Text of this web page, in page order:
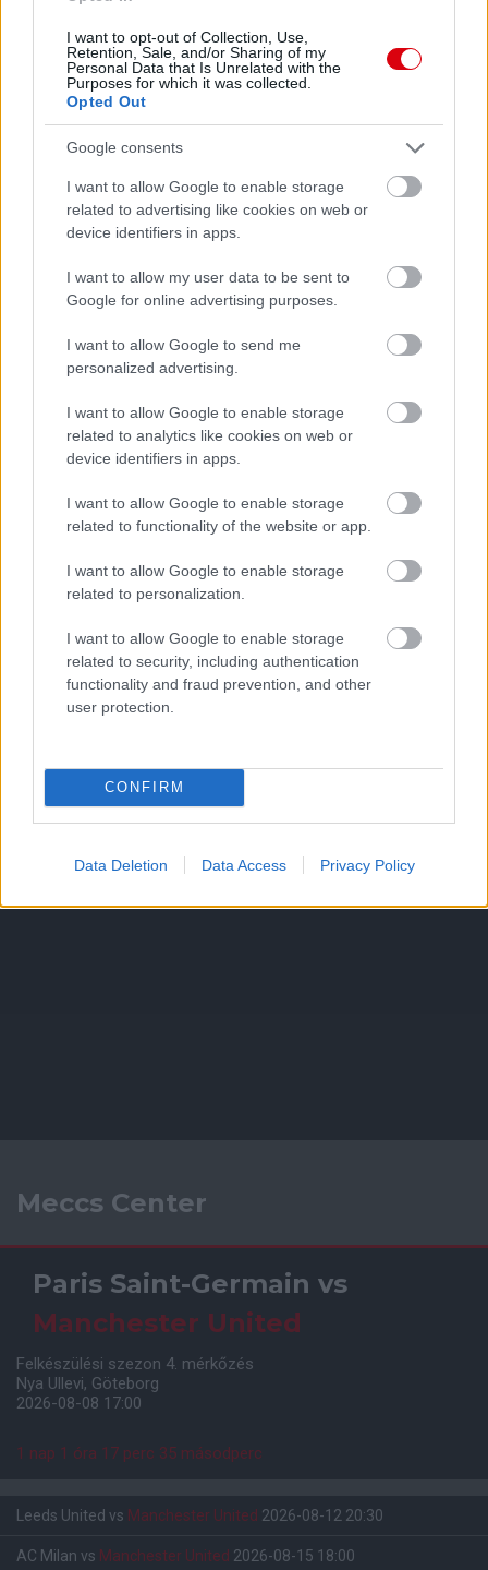
I want to opt-out of Collection, Use,
Retention, Sale, and/or Sharing of my
Personal Data that Is Unrelated with the
Purposes for which it was collected.
Opted Out
Google consents
I want to allow Google to enable storage
related to advertising like cookies on web or
device identifiers in apps.
I want to allow my user data to be sent to
Google for online advertising purposes.
I want to allow Google to send me
personalized advertising.
I want to allow Google to enable storage
related to analytics like cookies on web or
device identifiers in apps.
I want to allow Google to enable storage
related to functionality of the website or app.
I want to allow Google to enable storage
related to personalization.
I want to allow Google to enable storage
related to security, including authentication
functionality and fraud prevention, and other
user protection.
CONFIRM
Data Deletion Data Access Privacy Policy
Meccs Center
Paris Saint-Germain vs
Manchester United
Felkészülési szezon 4. mérkőzés
Nya Ullevi, Göteborg
2026-08-08 17:00
1 nap 1 óra 17 perc 34 másodperc
Leeds United vs Manchester United 2026-08-12 20:30
AC Milan vs Manchester United 2026-08-15 18:00